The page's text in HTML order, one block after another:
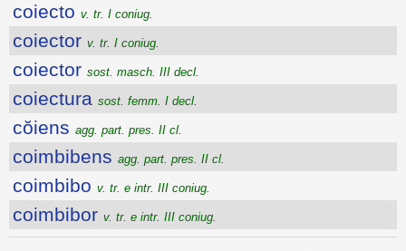
coiecto v. tr. I coniug.
coiector v. tr. I coniug.
coiector sost. masch. III decl.
coiectura sost. femm. I decl.
cŏiens agg. part. pres. II cl.
coimbibens agg. part. pres. II cl.
coimbibo v. tr. e intr. III coniug.
coimbibor v. tr. e intr. III coniug.